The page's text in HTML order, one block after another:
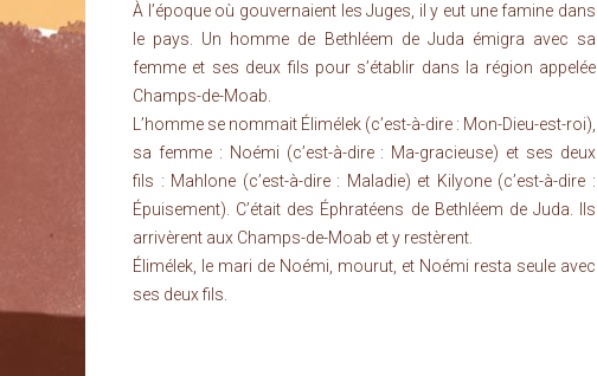
À l’époque où gouvernaient les Juges, il y eut une famine dans
le pays. Un homme de Bethléem de Juda émigra avec sa
femme et ses deux fils pour s’établir dans la région appelée
Champs-de-Moab.
L’homme se nommait Élimélek (c’est-à-dire : Mon-Dieu-est-roi),
sa femme : Noémi (c’est-à-dire : Ma-gracieuse) et ses deux
fils : Mahlone (c’est-à-dire : Maladie) et Kilyone (c’est-à-dire :
Épuisement). C’était des Éphratéens de Bethléem de Juda. Ils
arrivèrent aux Champs-de-Moab et y restèrent.
Élimélek, le mari de Noémi, mourut, et Noémi resta seule avec
ses deux fils.